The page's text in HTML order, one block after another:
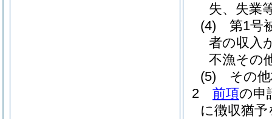
失、失業
(4)
第1号
者の収入
不漁その
(5)
その
2
前項の申
に徴収猶